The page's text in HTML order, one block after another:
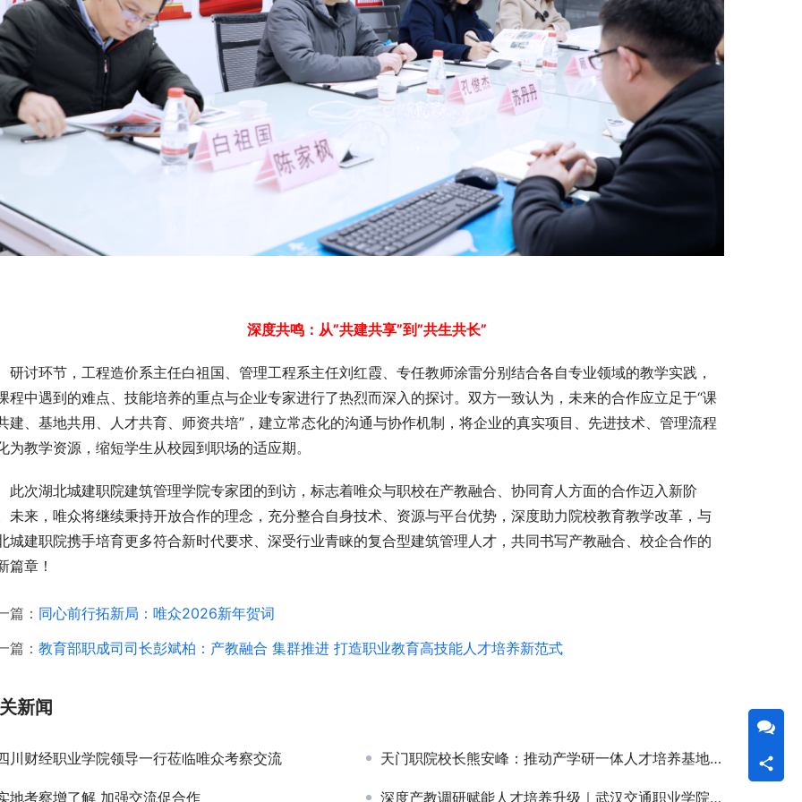
深度共鸣：从”共建共享”到”共生共长”
研讨环节，工程造价系主任白祖国、管理工程系主任刘红霞、专任教师涂雷分别结合各自专业领域的教学实践，
程中遇到的难点、技能培养的重点与企业专家进行了热烈而深入的探讨。双方一致认为，未来的合作应立足于“课
建、基地共用、人才共育、师资共培”，建立常态化的沟通与协作机制，将企业的真实项目、先进技术、管理流程
为教学资源，缩短学生从校园到职场的适应期。
此次湖北城建职院建筑管理学院专家团的到访，标志着唯众与职校在产教融合、协同育人方面的合作迈入新阶
未来，唯众将继续秉持开放合作的理念，充分整合自身技术、资源与平台优势，深度助力院校教育教学改革，与
城建职院携手培育更多符合新时代要求、深受行业青睐的复合型建筑管理人才，共同书写产教融合、校企合作的
篇章！
篇： 同心前行拓新局：唯众2026新年贺词
篇： 教育部职成司司长彭斌柏：产教融合 集群推进 打造职业教育高技能人才培养新范式
新闻
川财经职业学院领导一行莅临唯众考察交流 天门职院校长熊安峰：推动产学研一体人才培养基地暨教师企业实践流动站建设
地考察增了解 加强交流促合作 深度产教调研赋能人才培养升级｜武汉交通职业学院人工智能学院到访唯众，共研 2026 级专业人才培养方案修订